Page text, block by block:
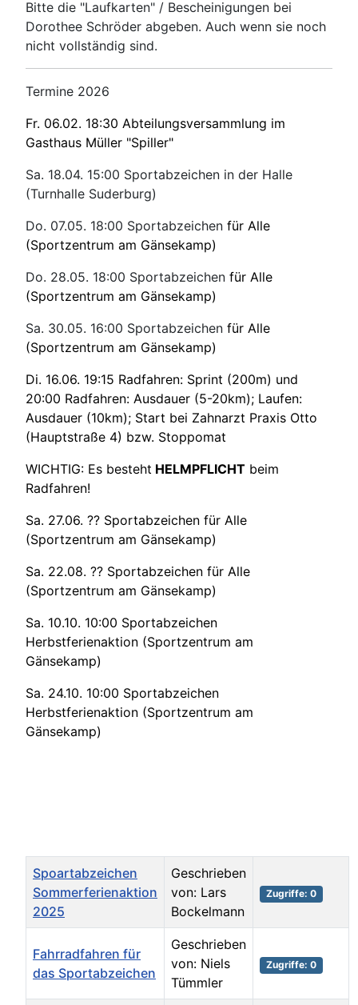
Bitte die "Laufkarten" / Bescheinigungen bei
Dorothee Schröder abgeben. Auch wenn sie noch
nicht vollständig sind.
Termine 2026
Fr. 06.02. 18:30 Abteilungsversammlung im
Gasthaus Müller "Spiller"
Sa. 18.04. 15:00 Sportabzeichen in der Halle
(Turnhalle Suderburg)
Do. 07.05. 18:00 Sportabzeichen für Alle
(Sportzentrum am Gänsekamp)
Do. 28.05. 18:00 Sportabzeichen für Alle
(Sportzentrum am Gänsekamp)
Sa. 30.05. 16:00 Sportabzeichen für Alle
(Sportzentrum am Gänsekamp)
Di. 16.06. 19:15 Radfahren: Sprint (200m) und
20:00 Radfahren: Ausdauer (5-20km); Laufen:
Ausdauer (10km); Start bei Zahnarzt Praxis Otto
(Hauptstraße 4) bzw. Stoppomat
WICHTIG: Es besteht HELMPFLICHT beim
Radfahren!
Sa. 27.06. ?? Sportabzeichen für Alle
(Sportzentrum am Gänsekamp)
Sa. 22.08. ?? Sportabzeichen für Alle
(Sportzentrum am Gänsekamp)
Sa. 10.10. 10:00 Sportabzeichen
Herbstferienaktion (Sportzentrum am
Gänsekamp)
Sa. 24.10. 10:00 Sportabzeichen
Herbstferienaktion (Sportzentrum am
Gänsekamp)
Titel Autor Zugriffe
Spoartabzeichen
Sommerferienaktion
2025
Geschrieben
von: Lars
Bockelmann
Zugriffe: 0
Fahrradfahren für
das Sportabzeichen
Geschrieben
von: Niels
Tümmler
Zugriffe: 0